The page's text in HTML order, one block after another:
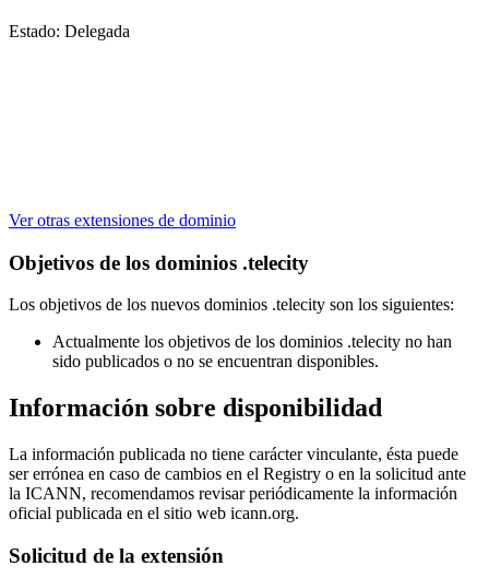
Estado: Delegada
Ver otras extensiones de dominio
Objetivos de los dominios .telecity
Los objetivos de los nuevos dominios .telecity son los siguientes:
Actualmente los objetivos de los dominios .telecity no han
sido publicados o no se encuentran disponibles.
Información sobre disponibilidad
La información publicada no tiene carácter vinculante, ésta puede
ser errónea en caso de cambios en el Registry o en la solicitud ante
la ICANN, recomendamos revisar periódicamente la información
oficial publicada en el sitio web icann.org.
Solicitud de la extensión